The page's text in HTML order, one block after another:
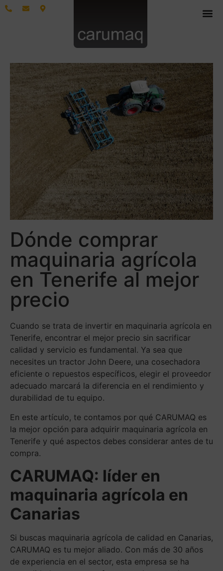
Dónde comprar
maquinaria agrícola
en Tenerife al mejor
precio
Cuando se trata de invertir en maquinaria agrícola en
Tenerife, encontrar el mejor precio sin sacrificar
calidad y servicio es fundamental. Ya sea que
necesites un tractor John Deere, una cosechadora
eficiente o repuestos específicos, elegir el proveedor
adecuado marcará la diferencia en el rendimiento y
durabilidad de tu equipo.
En este artículo, te contamos por qué CARUMAQ es
la mejor opción para adquirir maquinaria agrícola en
Tenerife y qué aspectos debes considerar antes de tu
compra.
CARUMAQ: líder en
maquinaria agrícola en
Canarias
Si buscas maquinaria agrícola de calidad en Canarias,
CARUMAQ es tu mejor aliado. Con más de 30 años
de experiencia en el sector, esta empresa se ha